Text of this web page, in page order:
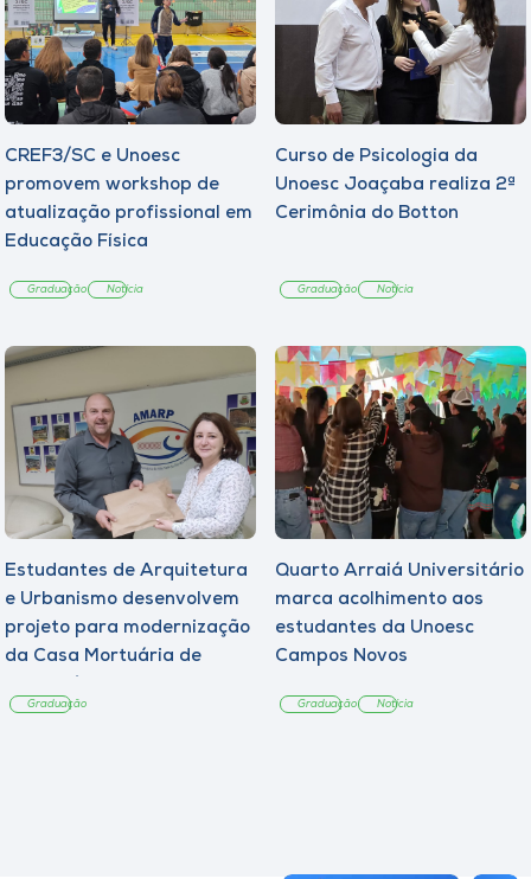
CREF3/SC e Unoesc
promovem workshop de
atualização profissional em
Educação Física
Graduação Notícia
Curso de Psicologia da
Unoesc Joaçaba realiza 2ª
Cerimônia do Botton
Graduação Notícia
Estudantes de Arquitetura
e Urbanismo desenvolvem
projeto para modernização
da Casa Mortuária de
Graduação
Quarto Arraiá Universitário
marca acolhimento aos
estudantes da Unoesc
Campos Novos
Graduação Notícia